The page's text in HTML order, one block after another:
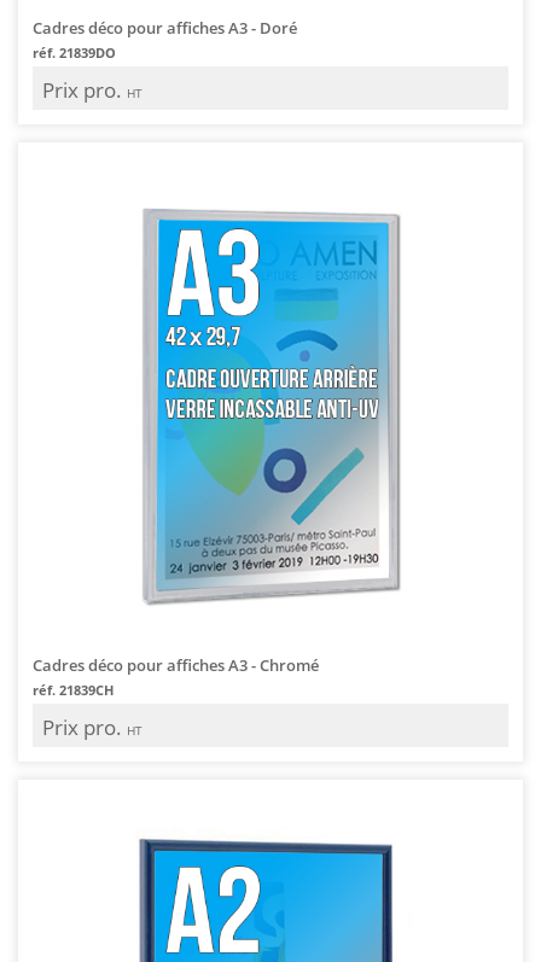
Cadres déco pour affiches A3 - Doré
réf. 21839DO
Prix pro. HT
Cadres déco pour affiches A3 - Chromé
réf. 21839CH
Prix pro. HT